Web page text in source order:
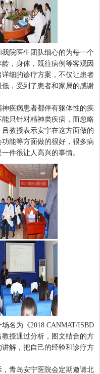
院医生团队细心的为每一个
，身体，既往病例等客观因
细的诊疗方案，不仅让患者
，受到了患者和家属的感谢
疾病患者都伴有躯体性的疾
只针对精神类疾病，而忽略
教授表示安宁在这方面做的
能等方面做的很好，很多病
件很让人高兴的事情。
名为《2018 CANMAT/ISBD
授通过分析，图文结合的方
解，把自己的经验和诊疗方
青岛安宁医院会定期邀请北